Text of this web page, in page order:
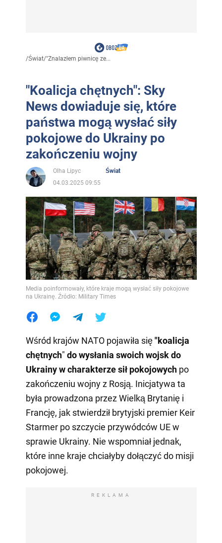
/Świat/"Znalazłem piwnicę ze...
"Koalicja chętnych": Sky
News dowiaduje się, które
państwa mogą wysłać siły
pokojowe do Ukrainy po
zakończeniu wojny
Olha Lipyc
Świat
04.03.2025 09:55
Media poinformowały, które kraje mogą wysłać siły pokojowe
na Ukrainę. Źródło: Military Times
Wśród krajów NATO pojawiła się"koalicja
chętnych" do wysłania swoich wojsk do
Ukrainy w charakterze sił pokojowychpo
zakończeniu wojny z Rosją. Inicjatywa ta
była prowadzona przez Wielką Brytanię i
Francję, jak stwierdził brytyjski premier Keir
Starmer po szczycie przywódców UE w
sprawie Ukrainy. Nie wspomniał jednak,
które inne kraje chciałyby dołączyć do misji
pokojowej.
REKLAMA